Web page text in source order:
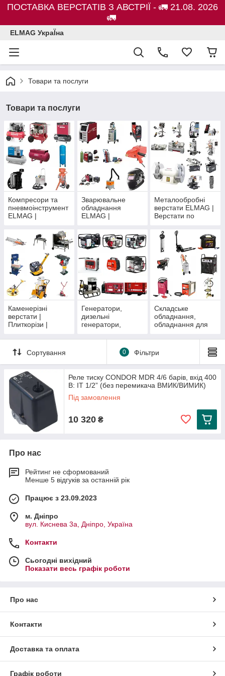
ПОСТАВКА ВЕРСТАТІВ З АВСТРІЇ - 🚛 21.08. 2026
🚛
ELMAG УкраЇна
Товари та послуги
Товари та послуги
Компресори та
пневмоінструмент
ELMAG |
Зварювальне
обладнання
ELMAG |
апарати й
аксесуари
Металообробні
верстати ELMAG |
Верстати по
Каменерізні
верстати |
Плиткорізи |
обладнання
ELMAG
Генератори,
дизельні
генератори,
генератори
Складське
обладнання,
обладнання для
| Теплові гармати
Сортування 0 Фільтри
Реле тиску CONDOR MDR 4/6 барів, вхід 400
В: IT 1/2” (без перемикача ВМИК/ВИМИК)
Під замовлення
10 320 ₴
Про нас
Рейтинг не сформований
Менше 5 відгуків за останній рік
Працює з 23.09.2023
м. Дніпро
вул. Киснева 3а, Дніпро, Україна
Контакти
Сьогодні вихідний
Показати весь графік роботи
Про нас
Контакти
Доставка та оплата
Графік роботи